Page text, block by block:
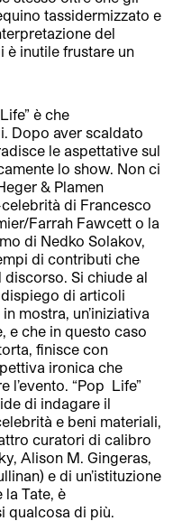
tassidermizzato e
del
inutile frustare un
è che
Dopo aver scaldato
le aspettative sul
lo show. Non ci
& Plamen
di Francesco
Farrah Fawcett o la
di Nedko Solakov,
di contributi che
Si chiude al
di articoli
mostra, un’iniziativa
e che in questo caso
finisce con
ironica che
l’evento. “Pop Life”
di indagare il
e beni materiali,
curatori di calibro
Alison M. Gingeras,
e di un’istituzione
Tate, è
qualcosa di più.